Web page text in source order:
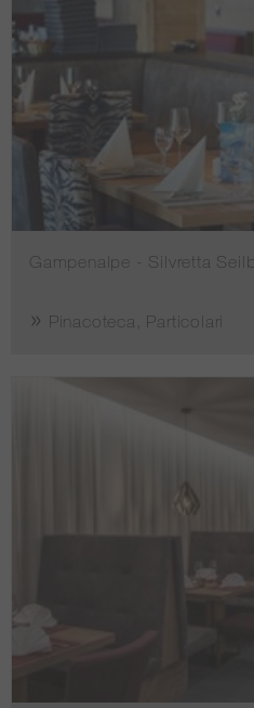
Gampenalpe - Silvretta
Pinacoteca, Particolari